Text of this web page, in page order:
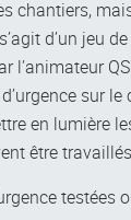
chantiers,
d’un jeu
l’animateur
sur le
en lumière
être
testées